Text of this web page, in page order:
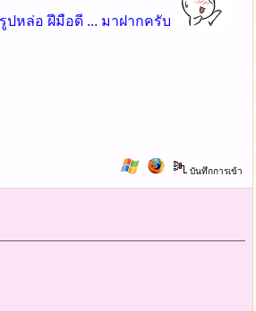
หล่อ ฝีมือดี ... มาฝากครับ
บันทึกการเข้า